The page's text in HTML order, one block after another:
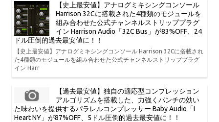
【史上最安値】アナログミキシングコンソール
Harrison 32Cに搭載された4種類のモジュールを
組み合わせた公式チャンネルストリッププラグ
イン Harrison Audio「32C Bus」が83%OFF、24
ドル圧倒的過去最安値に！！
【史上最安値】アナログミキシングコンソール Harrison 32Cに搭載され
た4種類のモジュールを組み合わせた公式チャンネルストリッププラグ
イン Harr
【過去最安値】独自の適応型コンプレッション
アルゴリズムを搭載した、力強くパンチの効い
た味わいを提供するパラレルコンプレッサー Baby Audio「I
Heart NY」が87%OFF、5ドル圧倒的過去最安値に！！